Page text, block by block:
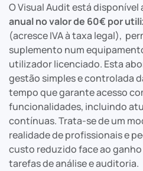
O Visual Audit está disponível
anual no valor de 60€ por
(acresce IVA à taxa legal),
suplemento num
utilizador licenciado. Esta
gestão simples e controlada
tempo que garante acesso
funcionalidades, incluindo
contínuas. Trata-se de um
realidade de profissionais e
custo reduzido face ao
tarefas de análise e auditoria.